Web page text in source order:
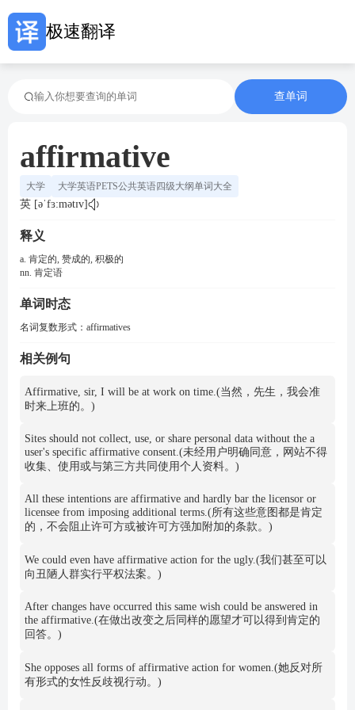
极速翻译
查单词
affirmative
大学 大学英语PETS公共英语四级大纲单词大全
英 [əˈfɜ:mətɪv]
释义
a. 肯定的, 赞成的, 积极的
nn. 肯定语
单词时态
名词复数形式： affirmatives
相关例句
Affirmative, sir, I will be at work on time.(当然，先生，我会准
时来上班的。)
Sites should not collect, use, or share personal data without the a
user's specific affirmative consent.(未经用户明确同意，网站不得
收集、使用或与第三方共同使用个人资料。)
All these intentions are affirmative and hardly bar the licensor or
licensee from imposing additional terms.(所有这些意图都是肯定
的，不会阻止许可方或被许可方强加附加的条款。)
We could even have affirmative action for the ugly.(我们甚至可以
向丑陋人群实行平权法案。)
After changes have occurred this same wish could be answered in
the affirmative.(在做出改变之后同样的愿望才可以得到肯定的
回答。)
She opposes all forms of affirmative action for women.(她反对所
有形式的女性反歧视行动。)